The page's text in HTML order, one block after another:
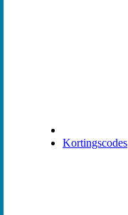
Kortingscodes